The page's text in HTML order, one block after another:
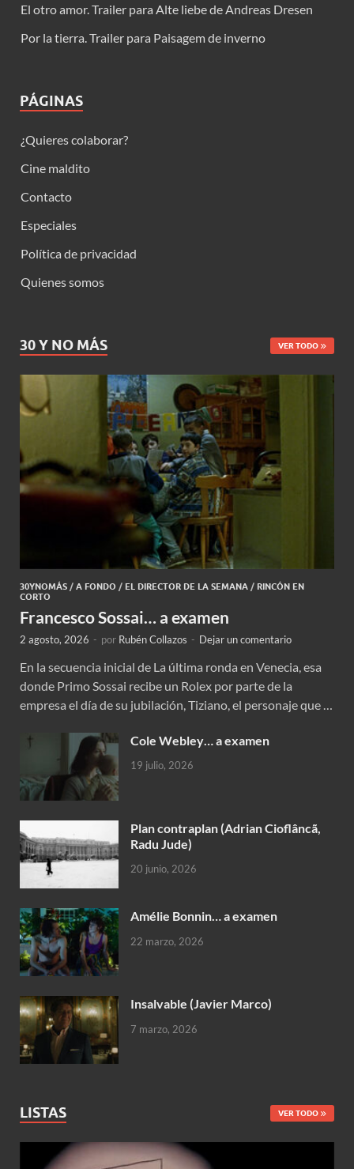
El otro amor. Trailer para Alte liebe de Andreas Dresen
Por la tierra. Trailer para Paisagem de inverno
PÁGINAS
¿Quieres colaborar?
Cine maldito
Contacto
Especiales
Política de privacidad
Quienes somos
30 Y NO MÁS VER TODO
30YNOMÁS / A FONDO / EL DIRECTOR DE LA SEMANA / RINCÓN EN
CORTO
Francesco Sossai… a examen
2 agosto, 2026 - por Rubén Collazos - Dejar un comentario
En la secuencia inicial de La última ronda en Venecia, esa
donde Primo Sossai recibe un Rolex por parte de la
empresa el día de su jubilación, Tiziano, el personaje que …
Cole Webley… a examen
19 julio, 2026
Plan contraplan (Adrian Cioflâncã,
Radu Jude)
20 junio, 2026
Amélie Bonnin… a examen
22 marzo, 2026
Insalvable (Javier Marco)
7 marzo, 2026
LISTAS VER TODO